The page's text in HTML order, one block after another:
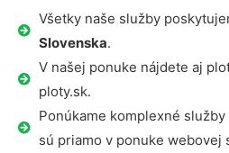
Všetky naše služby
Slovenska.
V našej ponuke nájdete aj
ploty.sk.
Ponúkame komplexné
sú priamo v ponuke webovej